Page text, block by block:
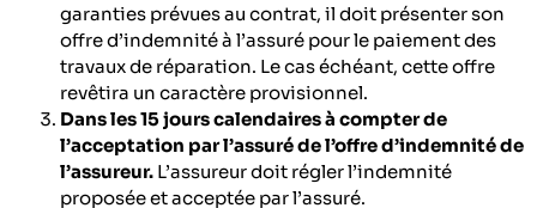
garanties prévues au contrat, il doit présenter son
offre d’indemnité à l’assuré pour le paiement des
travaux de réparation. Le cas échéant, cette offre
revêtira un caractère provisionnel.
Dans les 15 jours calendaires à compter de
l’acceptation par l’assuré de l’offre d’indemnité de
l’assureur. L’assureur doit régler l’indemnité
proposée et acceptée par l’assuré.